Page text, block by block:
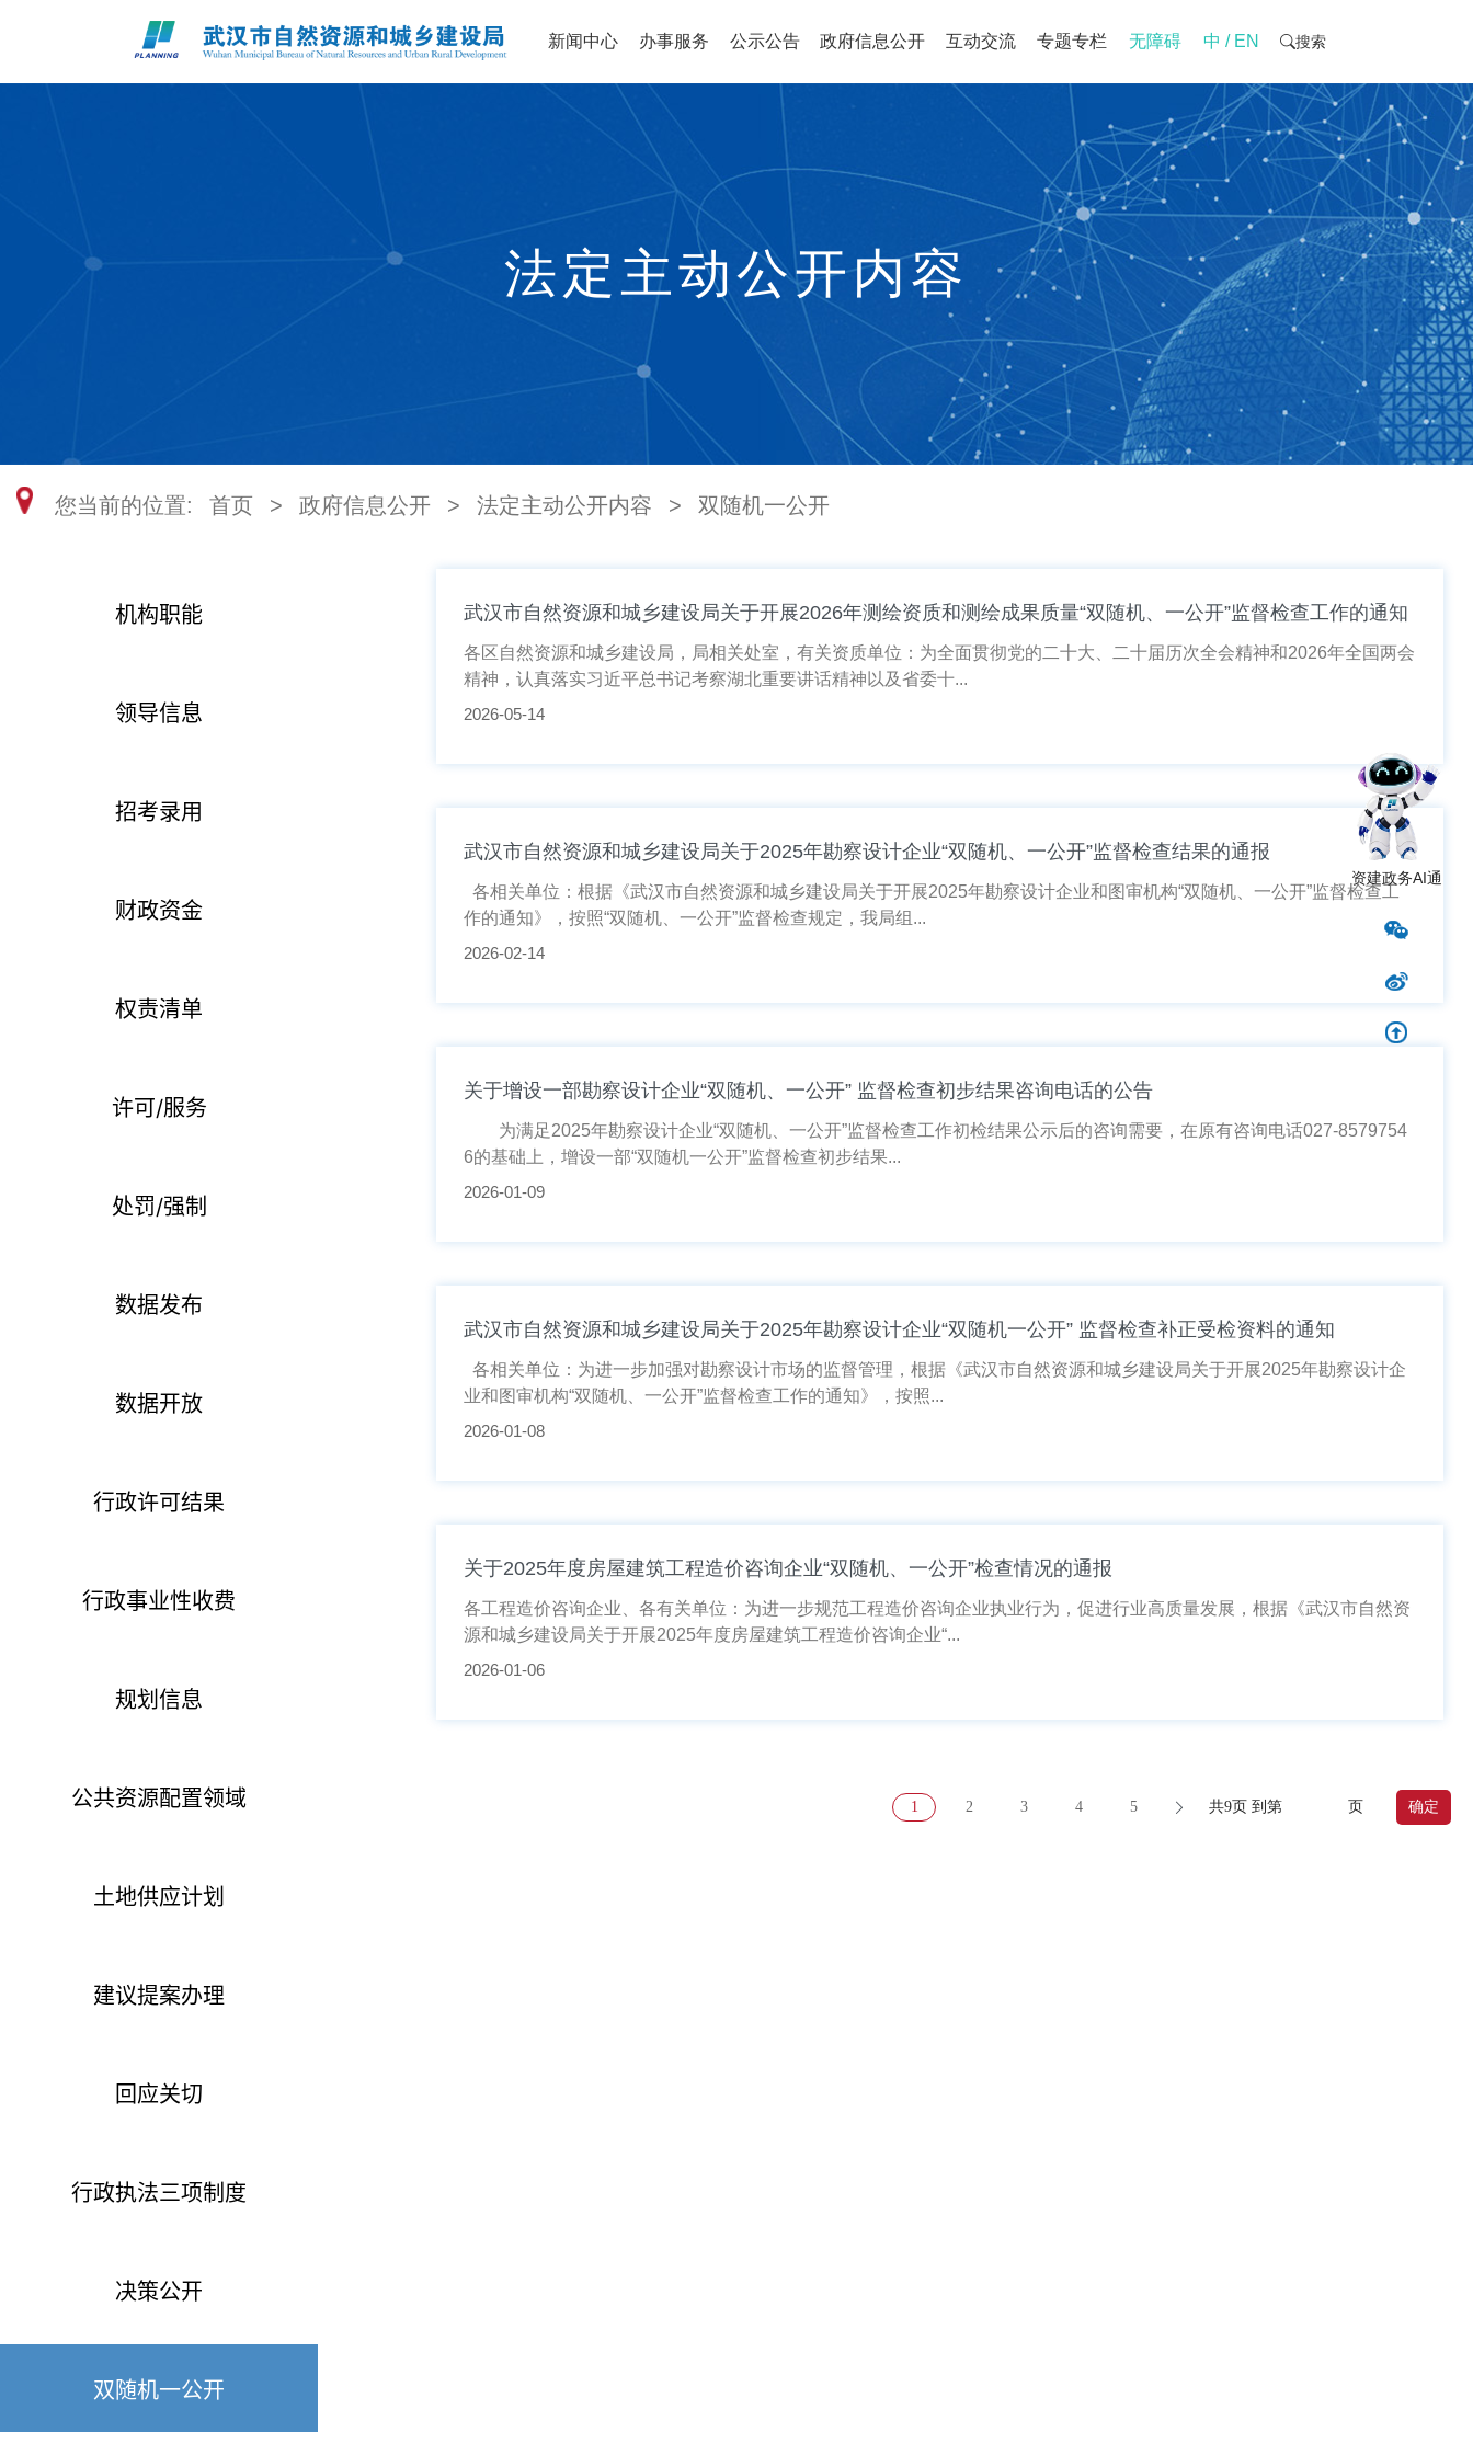
新闻中心 办事服务 公示公告 政府信息公开 互动交流 专题专栏 无障碍 中 / EN 搜索
资建政务AI通
法定主动公开内容
您当前的位置: 首页 > 政府信息公开 > 法定主动公开内容 > 双随机一公开
机构职能
领导信息
招考录用
财政资金
权责清单
许可/服务
处罚/强制
数据发布
数据开放
行政许可结果
行政事业性收费
规划信息
公共资源配置领域
土地供应计划
建议提案办理
回应关切
行政执法三项制度
决策公开
双随机一公开
武汉市自然资源和城乡建设局关于开展2026年测绘资质和测绘成果质量“双随机、一公开”监督检查工作的通知
各区自然资源和城乡建设局，局相关处室，有关资质单位：为全面贯彻党的二十大、二十届历次全会精神和2026年全国两会
精神，认真落实习近平总书记考察湖北重要讲话精神以及省委十...
2026-05-14
武汉市自然资源和城乡建设局关于2025年勘察设计企业“双随机、一公开”监督检查结果的通报
各相关单位：根据《武汉市自然资源和城乡建设局关于开展2025年勘察设计企业和图审机构“双随机、一公开”监督检查工
作的通知》，按照“双随机、一公开”监督检查规定，我局组...
2026-02-14
关于增设一部勘察设计企业“双随机、一公开” 监督检查初步结果咨询电话的公告
为满足2025年勘察设计企业“双随机、一公开”监督检查工作初检结果公示后的咨询需要，在原有咨询电话027-8579754
6的基础上，增设一部“双随机一公开”监督检查初步结果...
2026-01-09
武汉市自然资源和城乡建设局关于2025年勘察设计企业“双随机一公开” 监督检查补正受检资料的通知
各相关单位：为进一步加强对勘察设计市场的监督管理，根据《武汉市自然资源和城乡建设局关于开展2025年勘察设计企
业和图审机构“双随机、一公开”监督检查工作的通知》，按照...
2026-01-08
关于2025年度房屋建筑工程造价咨询企业“双随机、一公开”检查情况的通报
各工程造价咨询企业、各有关单位：为进一步规范工程造价咨询企业执业行为，促进行业高质量发展，根据《武汉市自然资
源和城乡建设局关于开展2025年度房屋建筑工程造价咨询企业“...
2026-01-06
1 2 3 4 5 共9页 到第 页 确定